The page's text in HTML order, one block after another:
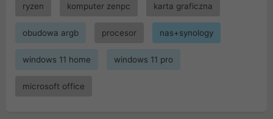
ryzen komputer zenpc karta graficzna
obudowa argb procesor nas+synology
windows 11 home windows 11 pro
microsoft office